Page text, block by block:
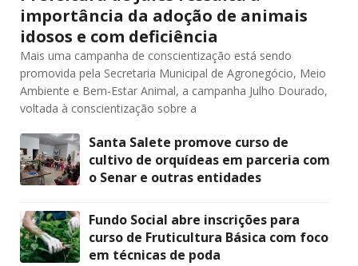
importância da adoção de animais
idosos e com deficiência
Mais uma campanha de conscientização está sendo
promovida pela Secretaria Municipal de Agronegócio, Meio
Ambiente e Bem-Estar Animal, a campanha Julho Dourado,
voltada à conscientização sobre a
Santa Salete promove curso de
cultivo de orquídeas em parceria com
o Senar e outras entidades
Fundo Social abre inscrições para
curso de Fruticultura Básica com foco
em técnicas de poda